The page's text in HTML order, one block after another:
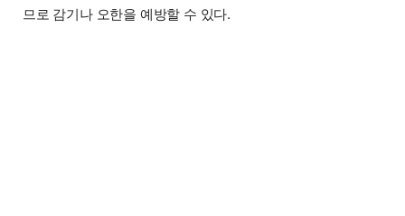
므로 감기나 오한을 예방할 수 있다.